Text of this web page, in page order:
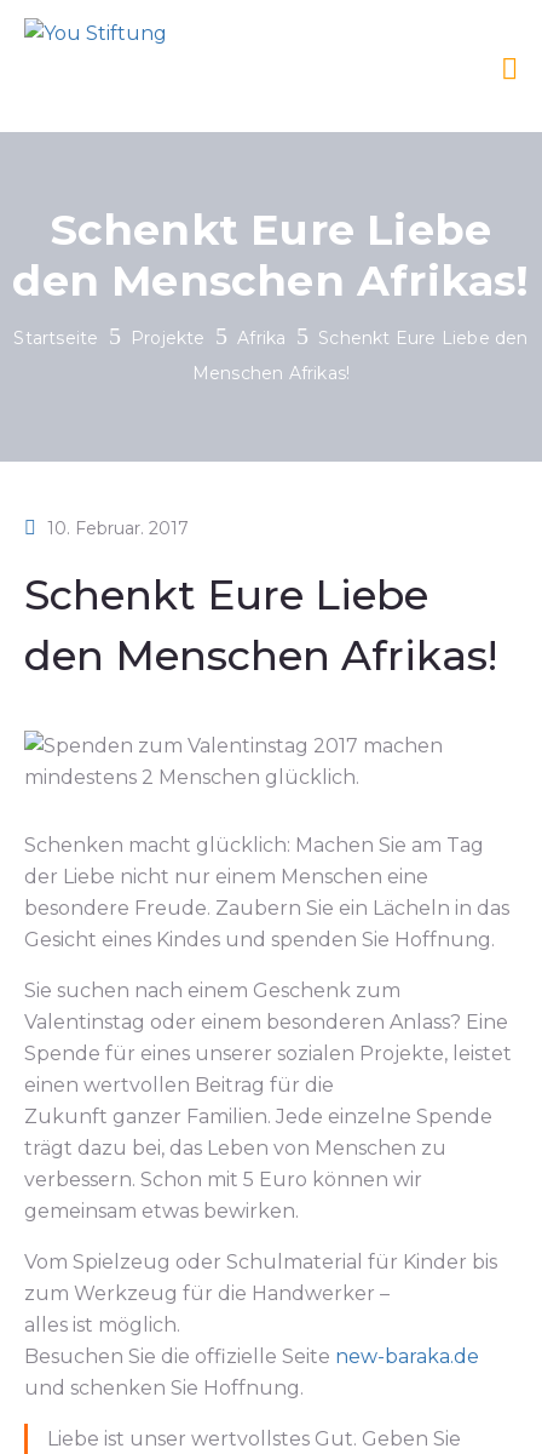
Schenkt Eure Liebe
den Menschen Afrikas!
Startseite Projekte Afrika
Schenkt Eure Liebe den
Menschen Afrikas!
10. Februar. 2017
Schenkt Eure Liebe
den Menschen Afrikas!
Schenken macht glücklich: Machen Sie am Tag
der Liebe nicht nur einem Menschen eine
besondere Freude. Zaubern Sie ein Lächeln in das
Gesicht eines Kindes und spenden Sie Hoffnung.
Sie suchen nach einem Geschenk zum
Valentinstag oder einem besonderen Anlass? Eine
Spende für eines unserer sozialen Projekte, leistet
einen wertvollen Beitrag für die
Zukunft ganzer Familien. Jede einzelne Spende
trägt dazu bei, das Leben von Menschen zu
verbessern. Schon mit 5 Euro können wir
gemeinsam etwas bewirken.
Vom Spielzeug oder Schulmaterial für Kinder bis
zum Werkzeug für die Handwerker –
alles ist möglich.
Besuchen Sie die offizielle Seite new-baraka.de
und schenken Sie Hoffnung.
Liebe ist unser wertvollstes Gut. Geben Sie